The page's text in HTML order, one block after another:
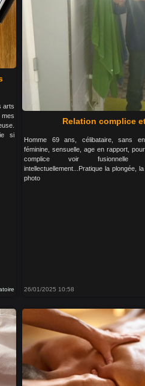
arts
si
Relation complice
Homme 69 ans, célibataire, sans
féminine, sensuelle, age en rapport,
complice voir fusionnelle
intellectuellement...Pratique la plongée,
photo
26/01/2025 10:58